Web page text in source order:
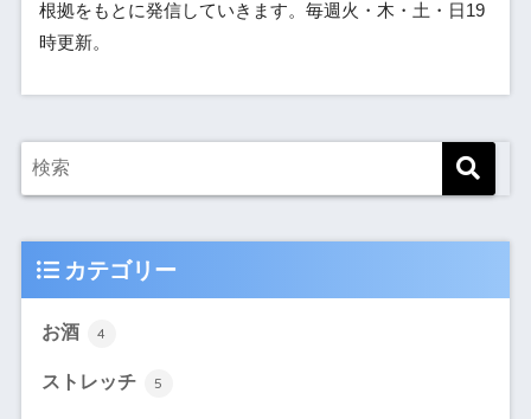
根拠をもとに発信していきます。毎週火・木・土・日19
時更新。
カテゴリー
お酒 4
ストレッチ 5